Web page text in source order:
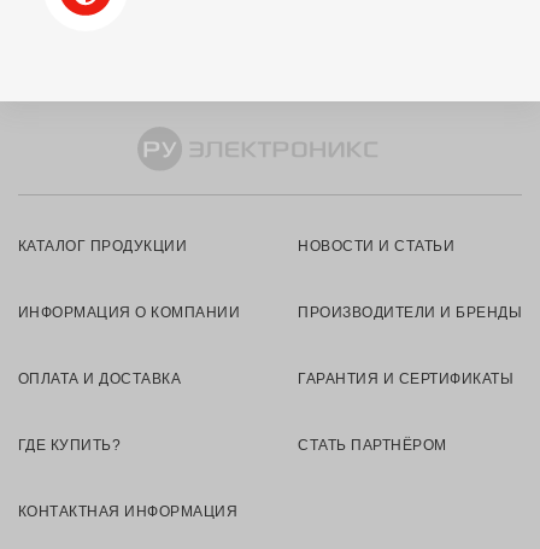
КАТАЛОГ ПРОДУКЦИИ НОВОСТИ И СТАТЬИ
ИНФОРМАЦИЯ О КОМПАНИИ ПРОИЗВОДИТЕЛИ И БРЕНДЫ
ОПЛАТА И ДОСТАВКА ГАРАНТИЯ И СЕРТИФИКАТЫ
ГДЕ КУПИТЬ? СТАТЬ ПАРТНЁРОМ
КОНТАКТНАЯ ИНФОРМАЦИЯ